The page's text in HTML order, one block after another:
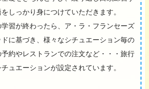
しっかり身につけていただきます。
習が終わったら、ア・ラ・フランセーズ
に基づき、様々なシチュエーション毎の
約やレストランでの注文など・・・旅行
ュエーションが設定されています。